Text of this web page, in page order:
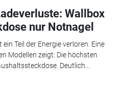
Wallbox
nur Notnagel
Teil der Energie verloren. Eine
Modellen zeigt: Die höchsten
Deutlich...